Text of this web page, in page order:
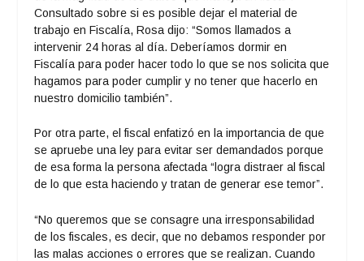
Consultado sobre si es posible dejar el material de
trabajo en Fiscalía, Rosa dijo: “Somos llamados a
intervenir 24 horas al día. Deberíamos dormir en
Fiscalía para poder hacer todo lo que se nos solicita que
hagamos para poder cumplir y no tener que hacerlo en
nuestro domicilio también”.
Por otra parte, el fiscal enfatizó en la importancia de que
se apruebe una ley para evitar ser demandados porque
de esa forma la persona afectada “logra distraer al fiscal
de lo que esta haciendo y tratan de generar ese temor”.
“No queremos que se consagre una irresponsabilidad
de los fiscales, es decir, que no debamos responder por
las malas acciones o errores que se realizan. Cuando